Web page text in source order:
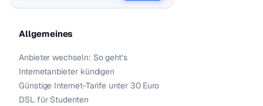
Allgemeines
Anbieter wechseln: So geht’s
Internetanbieter kündigen
Günstige Internet-Tarife unter 30 Euro
DSL für Studenten